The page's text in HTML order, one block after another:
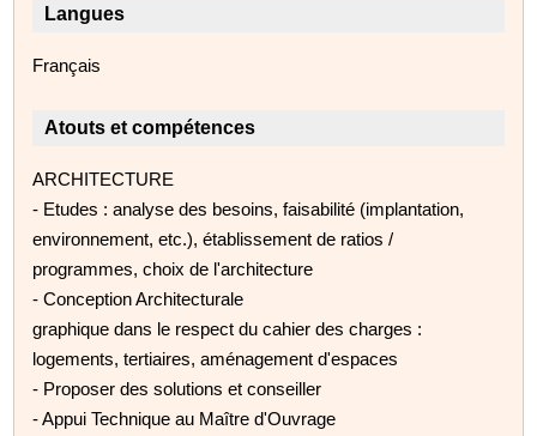
Langues
Français
Atouts et compétences
ARCHITECTURE
- Etudes : analyse des besoins, faisabilité (implantation,
environnement, etc.), établissement de ratios /
programmes, choix de l'architecture
- Conception Architecturale
graphique dans le respect du cahier des charges :
logements, tertiaires, aménagement d'espaces
- Proposer des solutions et conseiller
- Appui Technique au Maître d'Ouvrage